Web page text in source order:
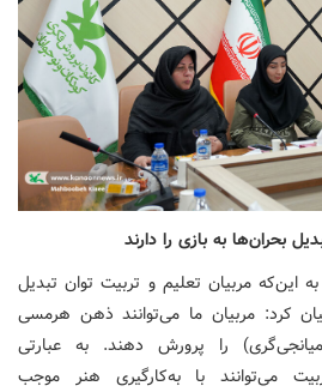
بحران‌ها به بازی را دارند
این‌که مربیان تعلیم و تربیت توان تبدیل
کرد: مربیان ما می‌توانند ذهن هرمسی
را پرورش دهند. به عبارتی
می‌توانند با به‌کارگیری هنر موجب